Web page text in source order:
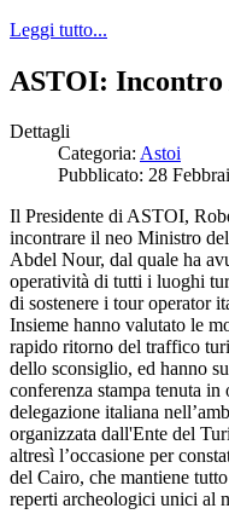
Leggi tutto...
ASTOI:
Dettagli
Categoria: Astoi
Pubblicato: 28
Il Presidente di ASTOI,
incontrare il neo Ministro
Abdel Nour, dal quale ha
operatività di tutti i luoghi
di sostenere i tour operator
Insieme hanno valutato le
rapido ritorno del traffico
dello sconsiglio, ed hanno
conferenza stampa tenuta
delegazione italiana
organizzata dall'Ente del
altresì l’occasione per
del Cairo, che mantiene
reperti archeologici unici al